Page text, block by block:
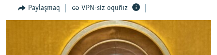
İNSAN AQLARI
Paylaşmaq VPN-siz oquñız